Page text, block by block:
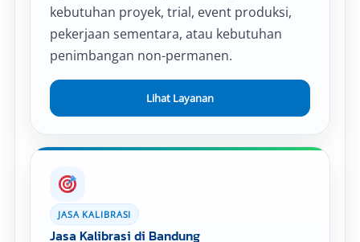
kebutuhan proyek, trial, event produksi,
pekerjaan sementara, atau kebutuhan
penimbangan non-permanen.
Lihat Layanan
JASA KALIBRASI
Jasa Kalibrasi di Bandung